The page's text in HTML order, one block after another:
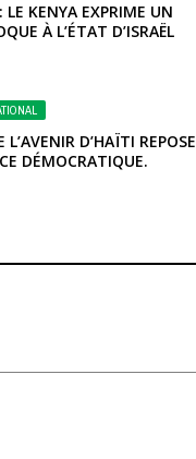
KENYA EXPRIME UN
À L’ÉTAT D’ISRAËL
D’HAÏTI REPOSE
DÉMOCRATIQUE.